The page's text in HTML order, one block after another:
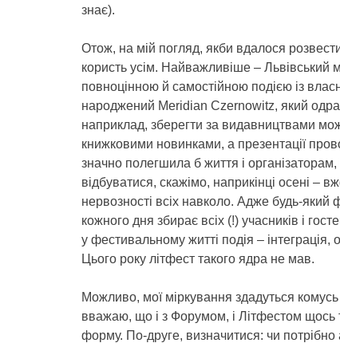
знає).
Отож, на мій погляд, якби вдалося
користь усім. Найважливіше – Львівський
повноцінною й самостійною подією із
народжений Meridian Czernowitz, який
наприклад, зберегти за видавництвами
книжковими новинками, а презентації
значно полегшила б життя і організаторам,
відбуватися, скажімо, наприкінці осені –
нервозності всіх навколо. Адже будь-
кожного дня збирає всіх (!) учасників і
у фестивальному житті подія –
Цього року літфест такого ядра не мав.
Можливо, мої міркування здадуться
вважаю, що і з Форумом, і Літфестом щось
форму. По-друге, визначитися: чи потрібно